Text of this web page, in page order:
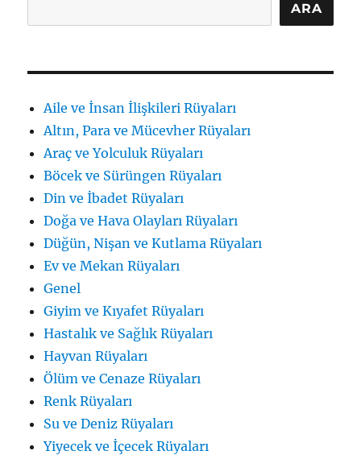
ARA
Aile ve İnsan İlişkileri Rüyaları
Altın, Para ve Mücevher Rüyaları
Araç ve Yolculuk Rüyaları
Böcek ve Sürüngen Rüyaları
Din ve İbadet Rüyaları
Doğa ve Hava Olayları Rüyaları
Düğün, Nişan ve Kutlama Rüyaları
Ev ve Mekan Rüyaları
Genel
Giyim ve Kıyafet Rüyaları
Hastalık ve Sağlık Rüyaları
Hayvan Rüyaları
Ölüm ve Cenaze Rüyaları
Renk Rüyaları
Su ve Deniz Rüyaları
Yiyecek ve İçecek Rüyaları